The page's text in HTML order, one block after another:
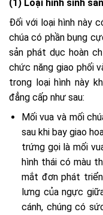
(1) Loại hình sinh
Đối với loại hình này
chúa có phần bụng
sản phát dục hoàn
chức năng giao phối
trong loại hình này
đẳng cấp như sau:
Mối vua và mối
sau khi bay giao
trứng gọi là mối
hình thái có màu
mắt đơn phát
lưng của ngực
cánh, chúng có